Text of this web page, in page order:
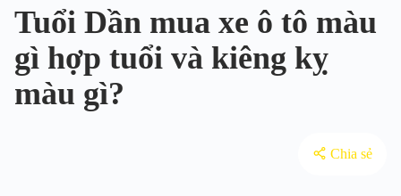
Tuổi Dần mua xe ô tô màu
gì hợp tuổi và kiêng kỵ
màu gì?
Chia sẻ